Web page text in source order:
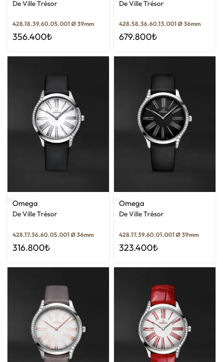
De Ville Trésor
428.18.39.60.05.001 Ø 39mm
356.400₺
De Ville Trésor
428.58.36.60.13.001 Ø 36mm
679.800₺
Omega
De Ville Trésor
428.17.36.60.05.001 Ø 36mm
316.800₺
Omega
De Ville Trésor
428.17.39.60.01.001 Ø 39mm
323.400₺